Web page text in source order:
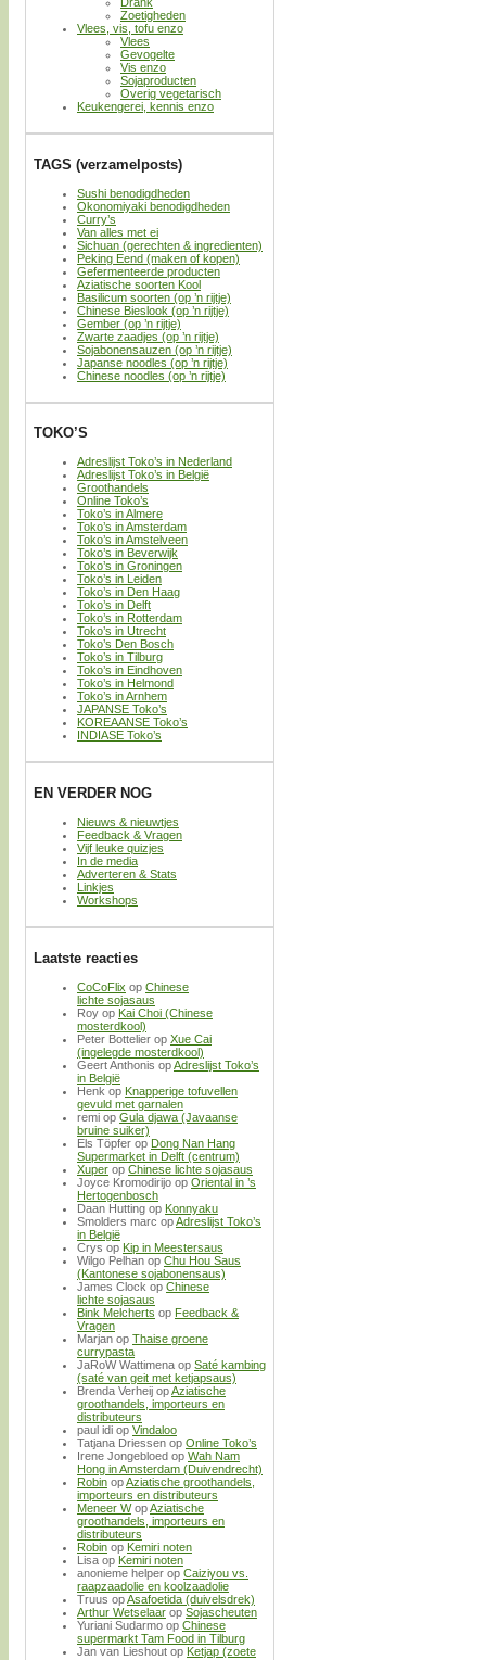
Zoetigheden
Vlees, vis, tofu enzo
Vlees
Gevogelte
Vis enzo
Sojaproducten
Overig vegetarisch
Keukengerei, kennis enzo
TAGS (verzamelposts)
Sushi benodigdheden
Okonomiyaki benodigdheden
Curry’s
Van alles met ei
Sichuan (gerechten & ingredienten)
Peking Eend (maken of kopen)
Gefermenteerde producten
Aziatische soorten Kool
Basilicum soorten (op ’n rijtje)
Chinese Bieslook (op ’n rijtje)
Gember (op ’n rijtje)
Zwarte zaadjes (op ’n rijtje)
Sojabonensauzen (op ’n rijtje)
Japanse noodles (op ’n rijtje)
Chinese noodles (op ’n rijtje)
TOKO’S
Adreslijst Toko’s in Nederland
Adreslijst Toko’s in België
Groothandels
Online Toko’s
Toko’s in Almere
Toko’s in Amsterdam
Toko’s in Amstelveen
Toko’s in Beverwijk
Toko’s in Groningen
Toko’s in Leiden
Toko’s in Den Haag
Toko’s in Delft
Toko’s in Rotterdam
Toko’s in Utrecht
Toko’s Den Bosch
Toko’s in Tilburg
Toko’s in Eindhoven
Toko’s in Helmond
Toko’s in Arnhem
JAPANSE Toko’s
KOREAANSE Toko’s
INDIASE Toko’s
EN VERDER NOG
Nieuws & nieuwtjes
Feedback & Vragen
Vijf leuke quizjes
In de media
Adverteren & Stats
Linkjes
Workshops
Laatste reacties
CoCoFlix op Chinese
lichte sojasaus
Roy op Kai Choi (Chinese
mosterdkool)
Peter Bottelier op Xue Cai
(ingelegde mosterdkool)
Geert Anthonis opAdreslijst Toko’s
in België
Henk op Knapperige tofuvellen
gevuld met garnalen
remi op Gula djawa (Javaanse
bruine suiker)
Els Töpfer op Dong Nan Hang
Supermarket in Delft (centrum)
Xuper op Chinese lichte sojasaus
Joyce Kromodirijo op Oriental in ’s
Hertogenbosch
Daan Hutting op Konnyaku
Smolders marc opAdreslijst Toko’s
in België
Crys op Kip in Meestersaus
Wilgo Pelhan op Chu Hou Saus
(Kantonese sojabonensaus)
James Clock op Chinese
lichte sojasaus
Bink Melcherts op Feedback &
Vragen
Marjan op Thaise groene
currypasta
JaRoW Wattimena op Saté kambing
(saté van geit met ketjapsaus)
Brenda Verheij opAziatische
groothandels, importeurs en
distributeurs
paul idi op Vindaloo
Tatjana Driessen op Online Toko’s
Irene Jongebloed op Wah Nam
Hong in Amsterdam (Duivendrecht)
Robin opAziatische groothandels,
importeurs en distributeurs
Meneer WopAziatische
groothandels, importeurs en
distributeurs
Robin op Kemiri noten
Lisa op Kemiri noten
anonieme helper op Caiziyou vs.
raapzaadolie en koolzaadolie
Truus opAsafoetida (duivelsdrek)
Arthur Wetselaar op Sojascheuten
Yuriani Sudarmo op Chinese
supermarkt Tam Food in Tilburg
Jan van Lieshout op Ketjap (zoete